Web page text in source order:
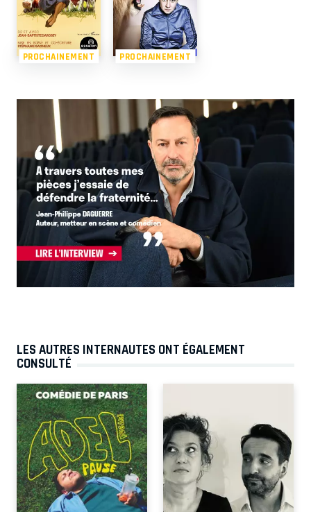
PROCHAINEMENT PROCHAINEMENT
LES AUTRES INTERNAUTES ONT ÉGALEMENT
CONSULTÉ